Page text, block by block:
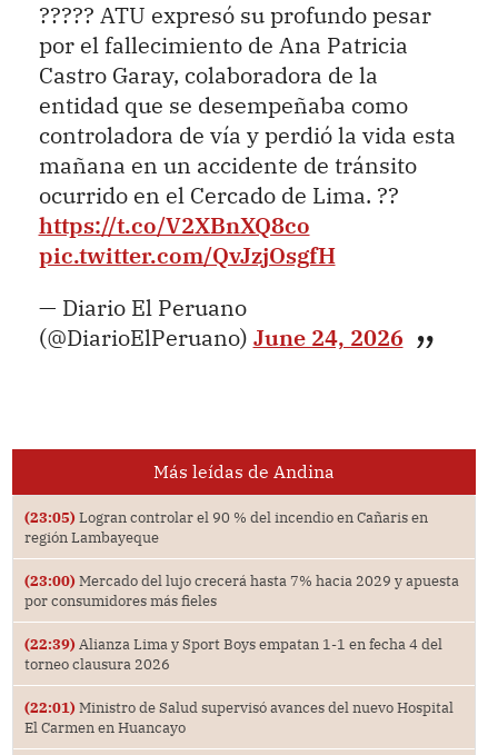
????? ATU expresó su profundo pesar
por el fallecimiento de Ana Patricia
Castro Garay, colaboradora de la
entidad que se desempeñaba como
controladora de vía y perdió la vida esta
mañana en un accidente de tránsito
ocurrido en el Cercado de Lima. ??
https://t.co/V2XBnXQ8co
pic.twitter.com/QvJzjOsgfH
— Diario El Peruano
(@DiarioElPeruano) June 24, 2026
Más leídas de Andina
(23:05) Logran controlar el 90 % del incendio en Cañaris en
región Lambayeque
(23:00) Mercado del lujo crecerá hasta 7% hacia 2029 y apuesta
por consumidores más fieles
(22:39) Alianza Lima y Sport Boys empatan 1-1 en fecha 4 del
torneo clausura 2026
(22:01) Ministro de Salud supervisó avances del nuevo Hospital
El Carmen en Huancayo